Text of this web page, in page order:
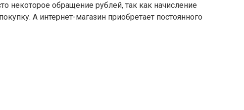
некоторое обращение рублей, так как начисление
А интернет-магазин приобретает постоянного